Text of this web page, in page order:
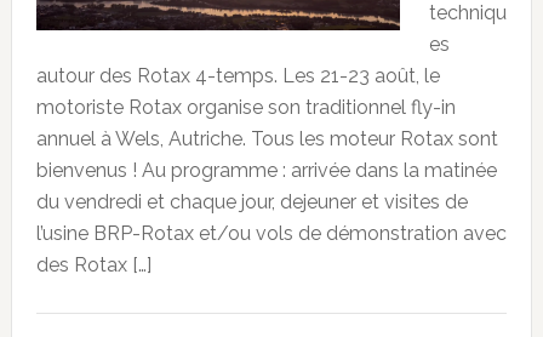
techniqu
es
autour des Rotax 4-temps. Les 21-23 août, le
motoriste Rotax organise son traditionnel fly-in
annuel à Wels, Autriche. Tous les moteur Rotax sont
bienvenus ! Au programme : arrivée dans la matinée
du vendredi et chaque jour, dejeuner et visites de
l’usine BRP-Rotax et/ou vols de démonstration avec
des Rotax […]